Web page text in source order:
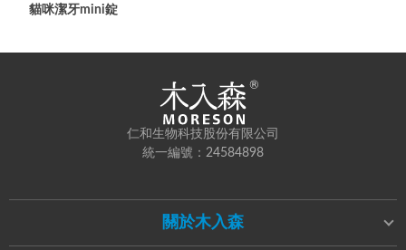
貓咪潔牙mini錠
仁和生物科技股份有限公司
統一編號：24584898
關於木入森